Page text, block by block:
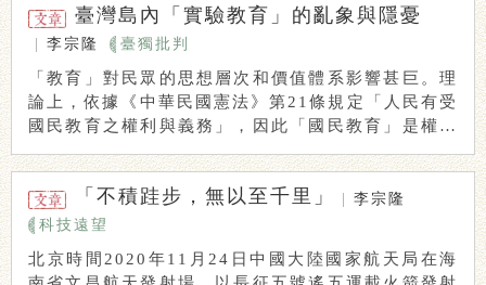
臺灣島內「實驗教育」的亂象與隱憂
李宗隆 臺獨批判
「教育」對民眾的思想層次和價值體系影響甚巨。理
論上，依據《中華民國憲法》第21條規定「人民有受
國民教育之權利與義務」，因此「國民教育」是權利
「不積跬步，無以至千里」 | 李宗隆
科技遠望
北京時間2020年11月24日中國大陸國家航天局在海